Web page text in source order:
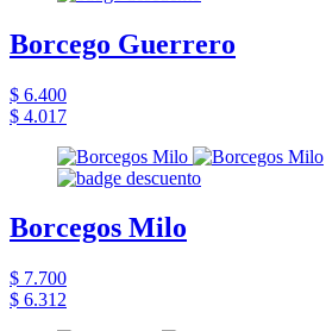
Borcego Guerrero
$ 6.400
$ 4.017
Borcegos Milo
$ 7.700
$ 6.312